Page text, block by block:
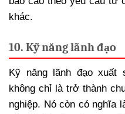
khác.
10. Kỹ năng lãnh đạo
Kỹ năng lãnh đạo
không chỉ là trở thành
nghiệp. Nó còn có nghĩa